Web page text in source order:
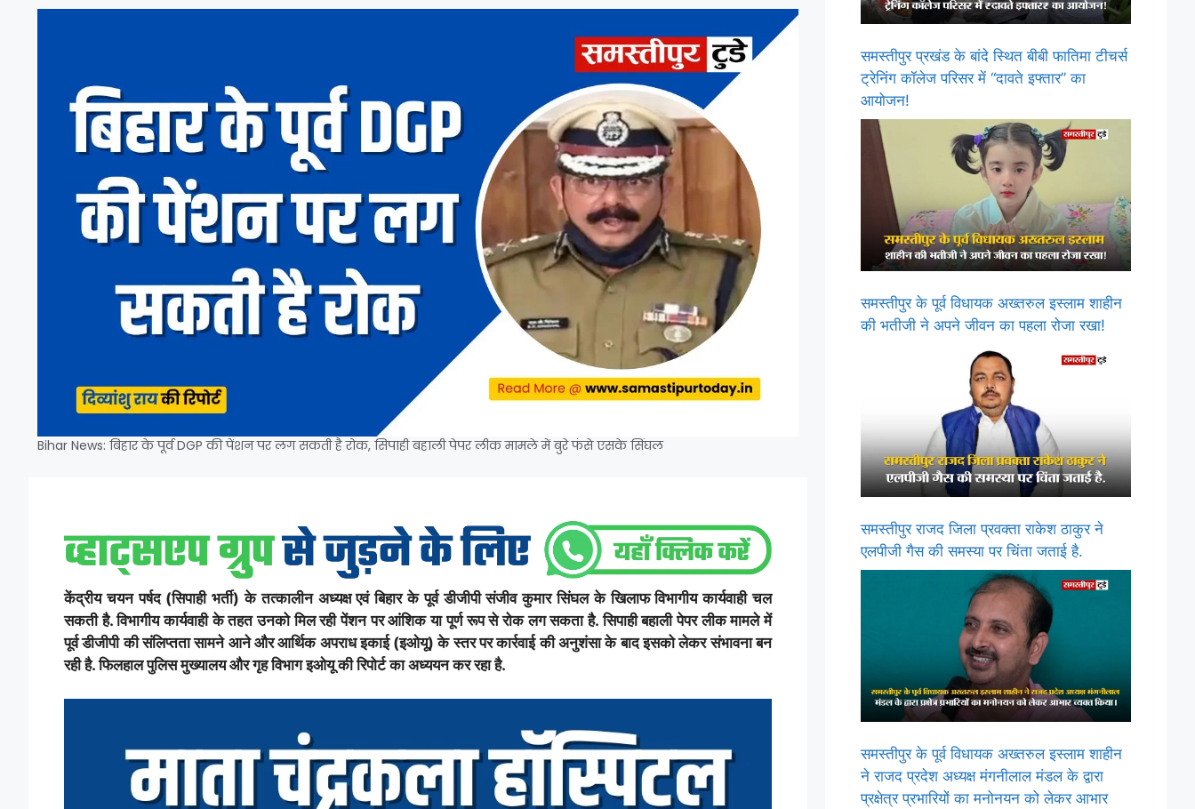
Bihar News: बिहार के पूर्व DGP की पेंशन पर लग सकती है रोक, सिपाही बहाली पेपर लीक मामले में बुरे फंसे एसके सिंघल
केंद्रीय चयन पर्षद (सिपाही भर्ती) के तत्कालीन अध्यक्ष एवं बिहार के पूर्व डीजीपी संजीव कुमार सिंघल के खिलाफ विभागीय कार्यवाही चल
सकती है. विभागीय कार्यवाही के तहत उनको मिल रही पेंशन पर आंशिक या पूर्ण रूप से रोक लग सकता है. सिपाही बहाली पेपर लीक मामले में
पूर्व डीजीपी की संलिप्तता सामने आने और आर्थिक अपराध इकाई (इओयू) के स्तर पर कार्रवाई की अनुशंसा के बाद इसको लेकर संभावना बन
रही है. फिलहाल पुलिस मुख्यालय और गृह विभाग इओयू की रिपोर्ट का अध्ययन कर रहा है.
समस्तीपुर प्रखंड के बांदे स्थित बीबी फातिमा टीचर्स
ट्रेनिंग कॉलेज परिसर में “दावते इफ्तार” का
आयोजन!
समस्तीपुर के पूर्व विधायक अख्तरुल इस्लाम शाहीन
की भतीजी ने अपने जीवन का पहला रोजा रखा!
समस्तीपुर राजद जिला प्रवक्ता राकेश ठाकुर ने
एलपीजी गैस की समस्या पर चिंता जताई है.
समस्तीपुर के पूर्व विधायक अख्तरुल इस्लाम शाहीन
ने राजद प्रदेश अध्यक्ष मंगनीलाल मंडल के द्वारा
प्रक्षेत्र प्रभारियों का मनोनयन को लेकर आभार